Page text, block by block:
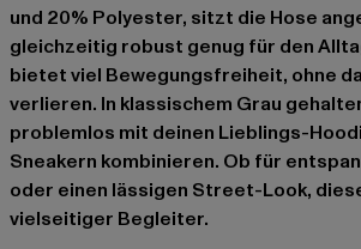
und 20% Polyester, sitzt die Hose
gleichzeitig robust genug für den
bietet viel Bewegungsfreiheit, ohne
verlieren. In klassischem Grau
problemlos mit deinen Lieblings-
Sneakern kombinieren. Ob für
oder einen lässigen Street-Look,
vielseitiger Begleiter.